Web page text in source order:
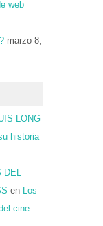
web
marzo 8,
LONG
historia
DEL
en Los
cine